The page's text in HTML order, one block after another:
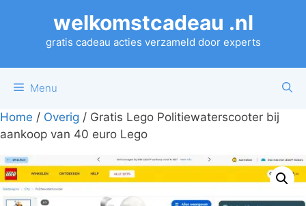
welkomstcadeau .nl
gratis cadeau acties verzameld door experts
Menu
Home / Overig / Gratis Lego Politiewaterscooter bij
aankoop van 40 euro Lego